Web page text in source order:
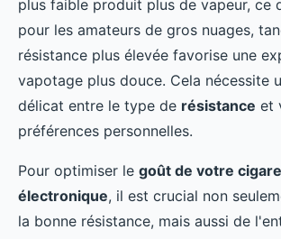
plus faible produit plus de vapeur, ce
pour les amateurs de gros nuages,
résistance plus élevée favorise une
vapotage plus douce. Cela nécessite
délicat entre le type de résistance et
préférences personnelles.
Pour optimiser le goût de votre
électronique, il est crucial non
la bonne résistance, mais aussi de